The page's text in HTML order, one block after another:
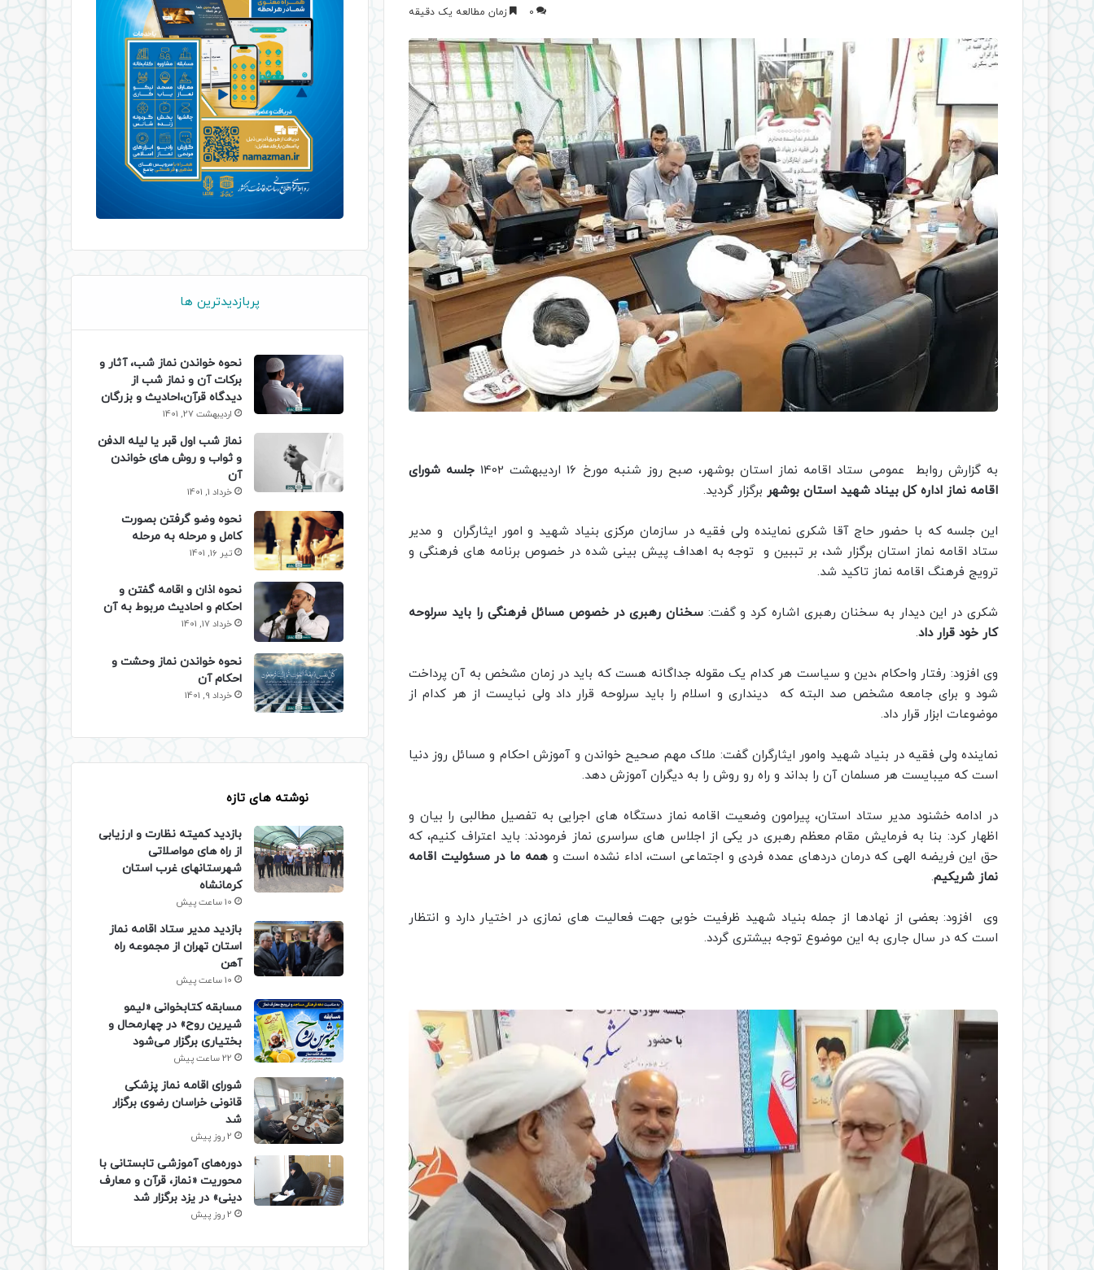
0 زمان مطالعه یک دقیقه
به گزارش روابط عمومی ستاد اقامه نماز استان بوشهر، صبح روز شنبه مورخ 16 اردیبهشت 1402
جلسه شورای
اقامه نماز اداره کل بیناد شهید استان بوشهر برگزار گردید.
این جلسه که با حضور حاج آقا شکری نماینده ولی فقیه در سازمان مرکزی بنیاد شهید و امور ایثارگران و مدیر
ستاد اقامه نماز استان برگزار شد، بر تببین و توجه به اهداف پیش بینی شده در خصوص برنامه های فرهنگی و
ترویج فرهنگ اقامه نماز تاکید شد.
شکری در این دیدار به سخنان رهبری اشاره کرد و گفت:سخنان رهبری در خصوص مسائل فرهنگی را باید سرلوحه
کار خود قرار داد.
وی افزود: رفتار واحکام ،دین و سیاست هر کدام یک مقوله جداگانه هست که باید در زمان مشخص به آن پرداخت
شود و برای جامعه مشخص صد البته که دینداری و اسلام را باید سرلوحه قرار داد ولی نبایست از هر کدام از
موضوعات ابزار قرار داد.
نماینده ولی فقیه در بنیاد شهید وامور ایثارگران گفت: ملاک مهم صحیح خواندن و آموزش احکام و مسائل روز دنیا
است که میبایست هر مسلمان آن را بداند و راه رو روش را به دیگران آموزش دهد.
در ادامه خشنود مدیر ستاد استان، پیرامون وضعیت اقامه نماز دستگاه های اجرایی به تفصیل مطالبی را بیان و
اظهار کرد: بنا به فرمایش مقام معظم رهبری در یکی از اجلاس های سراسری نماز فرمودند: باید اعتراف کنیم، که
حق این فریضه الهی که درمان دردهای عمده فردی و اجتماعی است، اداء نشده است و همه ما در مسئولیت اقامه
نماز شریکیم.
وی افزود: بعضی از نهادها از جمله بنیاد شهید ظرفیت خوبی جهت فعالیت های نمازی در اختیار دارد و انتظار
است که در سال جاری به این موضوع توجه بیشتری گردد.
پربازدیدترین ها
نحوه خواندن نماز شب، آثار و
برکات آن و نماز شب از
دیدگاه قرآن،احادیث و بزرگان
اردیبهشت 27, 1401
نماز شب اول قبر یا لیله الدفن
و ثواب و روش های خواندن
آن
خرداد 1, 1401
نحوه وضو گرفتن بصورت
کامل و مرحله به مرحله
تیر 16, 1401
نحوه اذان و اقامه گفتن و
احکام و احادیث مربوط به آن
خرداد 17, 1401
نحوه خواندن نماز وحشت و
احکام آن
خرداد 9, 1401
نوشته های تازه
بازدید کمیته نظارت و ارزیابی
از راه های مواصلاتی
شهرستانهای غرب استان
کرمانشاه
10 ساعت پیش
بازدید مدیر ستاد اقامه نماز
استان تهران از مجموعه راه
آهن
10 ساعت پیش
مسابقه کتابخوانی «لیمو
شیرین روح» در چهارمحال و
بختیاری برگزار می‌شود
22 ساعت پیش
شورای اقامه نماز پزشکی
قانونی خراسان رضوی برگزار
شد
2 روز پیش
دوره‌های آموزشی تابستانی با
محوریت «نماز، قرآن و معارف
دینی» در یزد برگزار شد
2 روز پیش